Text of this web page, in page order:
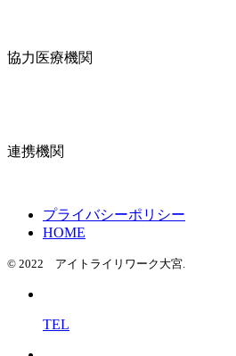
協力医療機関
連携機関
プライバシーポリシー
HOME
© 2022 アイトライリワーク大宮.
TEL